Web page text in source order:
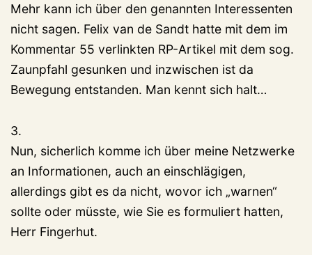
Mehr kann ich über den genannten Interessenten
nicht sagen. Felix van de Sandt hatte mit dem im
Kommentar 55 verlinkten RP-Artikel mit dem sog.
Zaunpfahl gesunken und inzwischen ist da
Bewegung entstanden. Man kennt sich halt…
3.
Nun, sicherlich komme ich über meine Netzwerke
an Informationen, auch an einschlägigen,
allerdings gibt es da nicht, wovor ich „warnen“
sollte oder müsste, wie Sie es formuliert hatten,
Herr Fingerhut.